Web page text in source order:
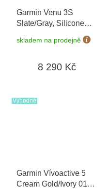
Garmin Venu 3S
Slate/Gray, Silicone
skladem na prodejně
8 290 Kč
Výhodné
Garmin Vívoactive 5
Cream Gold/Ivory 010-